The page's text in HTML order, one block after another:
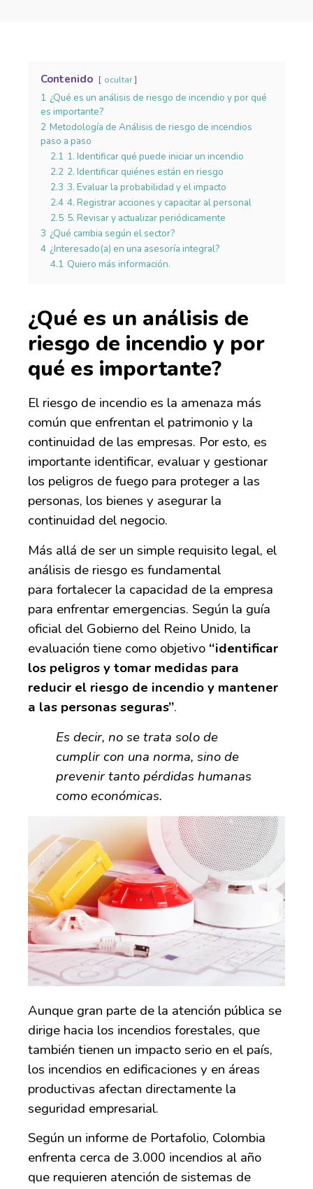
Contenido ocultar
1 ¿Qué es un análisis de riesgo de incendio y por qué
es importante?
2 Metodología de Análisis de riesgo de incendios
paso a paso
2.1 1. Identificar qué puede iniciar un incendio
2.2 2. Identificar quiénes están en riesgo
2.3 3. Evaluar la probabilidad y el impacto
2.4 4. Registrar acciones y capacitar al personal
2.5 5. Revisar y actualizar periódicamente
3 ¿Qué cambia según el sector?
4 ¿Interesado(a) en una asesoría integral?
4.1 Quiero más información.
¿Qué es un análisis de
riesgo de incendio y por
qué es importante?
El riesgo de incendio es la amenaza más
común que enfrentan el patrimonio y la
continuidad de las empresas. Por esto, es
importante identificar, evaluar y gestionar
los peligros de fuego para proteger a las
personas, los bienes y asegurar la
continuidad del negocio.
Más allá de ser un simple requisito legal, el
análisis de riesgo es fundamental
para fortalecer la capacidad de la empresa
para enfrentar emergencias. Según la guía
oficial del Gobierno del Reino Unido, la
evaluación tiene como objetivo “identificar
los peligros y tomar medidas para
reducir el riesgo de incendio y mantener
a las personas seguras”.
Es decir, no se trata solo de
cumplir con una norma, sino de
prevenir tanto pérdidas humanas
como económicas.
Aunque gran parte de la atención pública se
dirige hacia los incendios forestales, que
también tienen un impacto serio en el país,
los incendios en edificaciones y en áreas
productivas afectan directamente la
seguridad empresarial.
Según un informe de Portafolio, Colombia
enfrenta cerca de 3.000 incendios al año
que requieren atención de sistemas de